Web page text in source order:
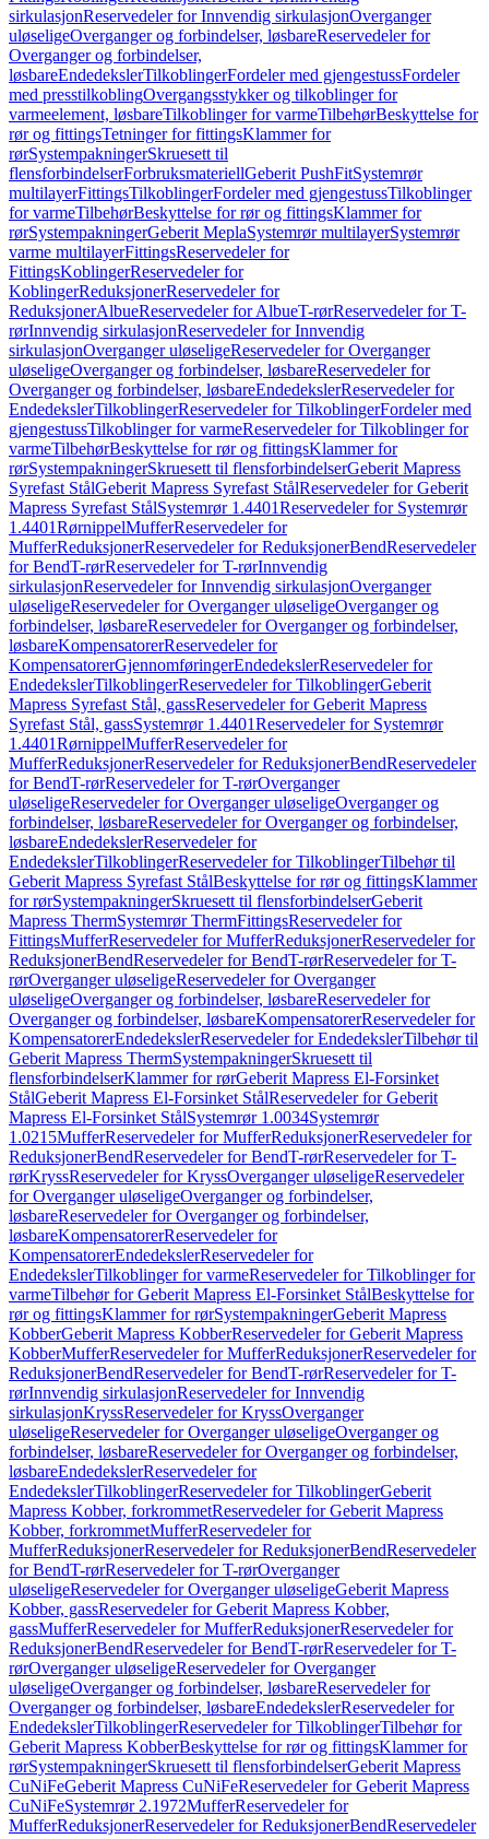
sirkulasjonReservedeler for Innvendig sirkulasjonOverganger
uløseligeOverganger og forbindelser, løsbareReservedeler for
Overganger og forbindelser,
løsbareEndedekslerTilkoblingerFordeler med gjengestussFordeler
med presstilkoblingOvergangsstykker og tilkoblinger for
varmeelement, løsbareTilkoblinger for varmeTilbehørBeskyttelse for
rør og fittingsTetninger for fittingsKlammer for
rørSystempakningerSkruesett til
flensforbindelserForbruksmateriellGeberit PushFitSystemrør
multilayerFittingsTilkoblingerFordeler med gjengestussTilkoblinger
for varmeTilbehørBeskyttelse for rør og fittingsKlammer for
rørSystempakningerGeberit MeplaSystemrør multilayerSystemrør
varme multilayerFittingsReservedeler for
FittingsKoblingerReservedeler for
KoblingerReduksjonerReservedeler for
ReduksjonerAlbueReservedeler for AlbueT-rørReservedeler for T-
rørInnvendig sirkulasjonReservedeler for Innvendig
sirkulasjonOverganger uløseligeReservedeler for Overganger
uløseligeOverganger og forbindelser, løsbareReservedeler for
Overganger og forbindelser, løsbareEndedekslerReservedeler for
EndedekslerTilkoblingerReservedeler for TilkoblingerFordeler med
gjengestussTilkoblinger for varmeReservedeler for Tilkoblinger for
varmeTilbehørBeskyttelse for rør og fittingsKlammer for
rørSystempakningerSkruesett til flensforbindelserGeberit Mapress
Syrefast StålGeberit Mapress Syrefast StålReservedeler for Geberit
Mapress Syrefast StålSystemrør 1.4401Reservedeler for Systemrør
1.4401RørnippelMufferReservedeler for
MufferReduksjonerReservedeler for ReduksjonerBendReservedeler
for BendT-rørReservedeler for T-rørInnvendig
sirkulasjonReservedeler for Innvendig sirkulasjonOverganger
uløseligeReservedeler for Overganger uløseligeOverganger og
forbindelser, løsbareReservedeler for Overganger og forbindelser,
løsbareKompensatorerReservedeler for
KompensatorerGjennomføringerEndedekslerReservedeler for
EndedekslerTilkoblingerReservedeler for TilkoblingerGeberit
Mapress Syrefast Stål, gassReservedeler for Geberit Mapress
Syrefast Stål, gassSystemrør 1.4401Reservedeler for Systemrør
1.4401RørnippelMufferReservedeler for
MufferReduksjonerReservedeler for ReduksjonerBendReservedeler
for BendT-rørReservedeler for T-rørOverganger
uløseligeReservedeler for Overganger uløseligeOverganger og
forbindelser, løsbareReservedeler for Overganger og forbindelser,
løsbareEndedekslerReservedeler for
EndedekslerTilkoblingerReservedeler for TilkoblingerTilbehør til
Geberit Mapress Syrefast StålBeskyttelse for rør og fittingsKlammer
for rørSystempakningerSkruesett til flensforbindelserGeberit
Mapress ThermSystemrør ThermFittingsReservedeler for
FittingsMufferReservedeler for MufferReduksjonerReservedeler for
ReduksjonerBendReservedeler for BendT-rørReservedeler for T-
rørOverganger uløseligeReservedeler for Overganger
uløseligeOverganger og forbindelser, løsbareReservedeler for
Overganger og forbindelser, løsbareKompensatorerReservedeler for
KompensatorerEndedekslerReservedeler for EndedekslerTilbehør til
Geberit Mapress ThermSystempakningerSkruesett til
flensforbindelserKlammer for rørGeberit Mapress El-Forsinket
StålGeberit Mapress El-Forsinket StålReservedeler for Geberit
Mapress El-Forsinket StålSystemrør 1.0034Systemrør
1.0215MufferReservedeler for MufferReduksjonerReservedeler for
ReduksjonerBendReservedeler for BendT-rørReservedeler for T-
rørKryssReservedeler for KryssOverganger uløseligeReservedeler
for Overganger uløseligeOverganger og forbindelser,
løsbareReservedeler for Overganger og forbindelser,
løsbareKompensatorerReservedeler for
KompensatorerEndedekslerReservedeler for
EndedekslerTilkoblinger for varmeReservedeler for Tilkoblinger for
varmeTilbehør for Geberit Mapress El-Forsinket StålBeskyttelse for
rør og fittingsKlammer for rørSystempakningerGeberit Mapress
KobberGeberit Mapress KobberReservedeler for Geberit Mapress
KobberMufferReservedeler for MufferReduksjonerReservedeler for
ReduksjonerBendReservedeler for BendT-rørReservedeler for T-
rørInnvendig sirkulasjonReservedeler for Innvendig
sirkulasjonKryssReservedeler for KryssOverganger
uløseligeReservedeler for Overganger uløseligeOverganger og
forbindelser, løsbareReservedeler for Overganger og forbindelser,
løsbareEndedekslerReservedeler for
EndedekslerTilkoblingerReservedeler for TilkoblingerGeberit
Mapress Kobber, forkrommetReservedeler for Geberit Mapress
Kobber, forkrommetMufferReservedeler for
MufferReduksjonerReservedeler for ReduksjonerBendReservedeler
for BendT-rørReservedeler for T-rørOverganger
uløseligeReservedeler for Overganger uløseligeGeberit Mapress
Kobber, gassReservedeler for Geberit Mapress Kobber,
gassMufferReservedeler for MufferReduksjonerReservedeler for
ReduksjonerBendReservedeler for BendT-rørReservedeler for T-
rørOverganger uløseligeReservedeler for Overganger
uløseligeOverganger og forbindelser, løsbareReservedeler for
Overganger og forbindelser, løsbareEndedekslerReservedeler for
EndedekslerTilkoblingerReservedeler for TilkoblingerTilbehør for
Geberit Mapress KobberBeskyttelse for rør og fittingsKlammer for
rørSystempakningerSkruesett til flensforbindelserGeberit Mapress
CuNiFeGeberit Mapress CuNiFeReservedeler for Geberit Mapress
CuNiFeSystemrør 2.1972MufferReservedeler for
MufferReduksjonerReservedeler for ReduksjonerBendReservedeler